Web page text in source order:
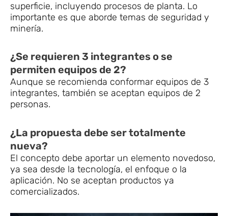
superficie, incluyendo procesos de planta. Lo
importante es que aborde temas de seguridad y
minería.
¿Se requieren 3 integrantes o se
permiten equipos de 2?
Aunque se recomienda conformar equipos de 3
integrantes, también se aceptan equipos de 2
personas.
¿La propuesta debe ser totalmente
nueva?
El concepto debe aportar un elemento novedoso,
ya sea desde la tecnología, el enfoque o la
aplicación. No se aceptan productos ya
comercializados.